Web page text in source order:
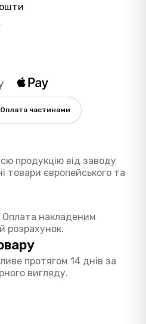
Оплата частинами
продукцію від заводу
товари європейського та
Оплата накладеним
розрахунок.
протягом 14 днів за
вигляду.